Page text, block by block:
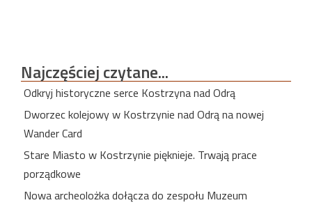
Najczęściejczytane...
Odkryj historyczne serce Kostrzyna nad Odrą
Dworzec kolejowy w Kostrzynie nad Odrą na nowej
Wander Card
Stare Miasto w Kostrzynie pięknieje. Trwają prace
porządkowe
Nowa archeolożka dołącza do zespołu Muzeum